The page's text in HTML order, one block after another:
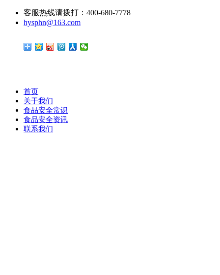
客服热线请拨打：400-680-7778
hysphn@163.com
首页
关于我们
食品安全常识
食品安全资讯
联系我们